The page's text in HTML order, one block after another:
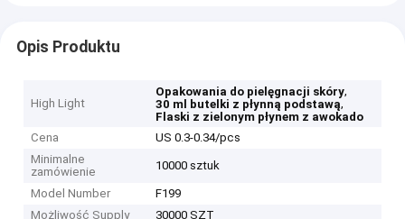
Opis Produktu
High Light
Opakowania do pielęgnacji skóry,
30 ml butelki z płynną podstawą,
Flaski z zielonym płynem z awokado
Cena
US 0.3-0.34/pcs
Minimalne
zamówienie
10000 sztuk
Model Number
F199
Możliwość Supply
30000 SZT